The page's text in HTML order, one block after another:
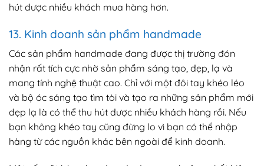
hút được nhiều khách mua hàng hơn.
13. Kinh doanh sản phẩm handmade
Các sản phẩm handmade đang được thị trường đón
nhận rất tích cực nhờ sản phẩm sáng tạo, đẹp, lạ và
mang tính nghệ thuật cao. Chỉ với một đôi tay khéo léo
và bộ óc sáng tạo tìm tòi và tạo ra những sản phẩm mới
đẹp lạ là có thể thu hút được nhiều khách hàng rồi. Nếu
bạn không khéo tay cũng đừng lo vì bạn có thể nhập
hàng từ các nguồn khác bên ngoài để kinh doanh.